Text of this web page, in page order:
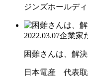
ジンズホールデ
2022.03.07企業家
困難さんは、解
日本電産 代表